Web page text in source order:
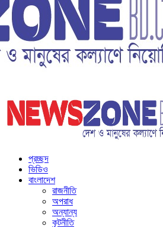
প্রচ্ছদ
ভিডিও
বাংলাদেশ
রাজনীতি
অপরাধ
অন্যান্য
কূটনীতি